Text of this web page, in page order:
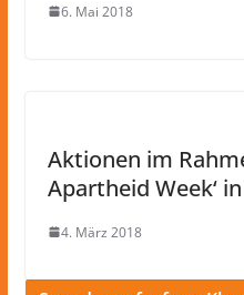
6. Mai 2018
Aktionen im
Apartheid Week‘
4. März 2018